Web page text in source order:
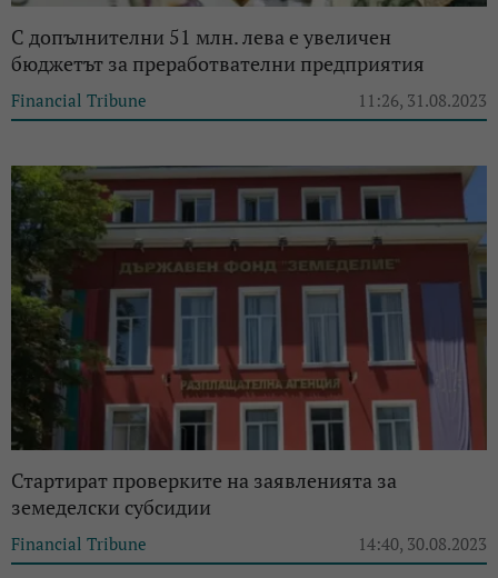
С допълнителни 51 млн. лева е увеличен
бюджетът за преработвателни предприятия
Financial Tribune 11:26, 31.08.2023
Стартират проверките на заявленията за
земеделски субсидии
Financial Tribune 14:40, 30.08.2023